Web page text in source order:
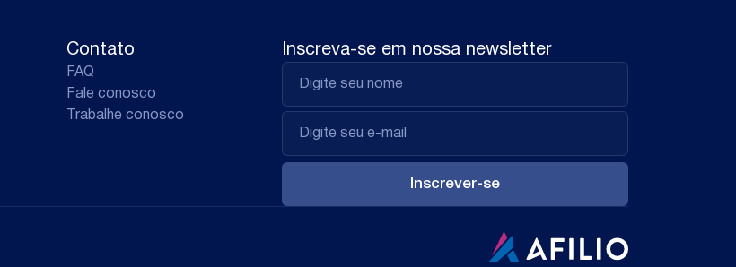
Contato
FAQ
Fale conosco
Trabalhe conosco
Inscreva-se em nossa newsletter
Inscrever-se